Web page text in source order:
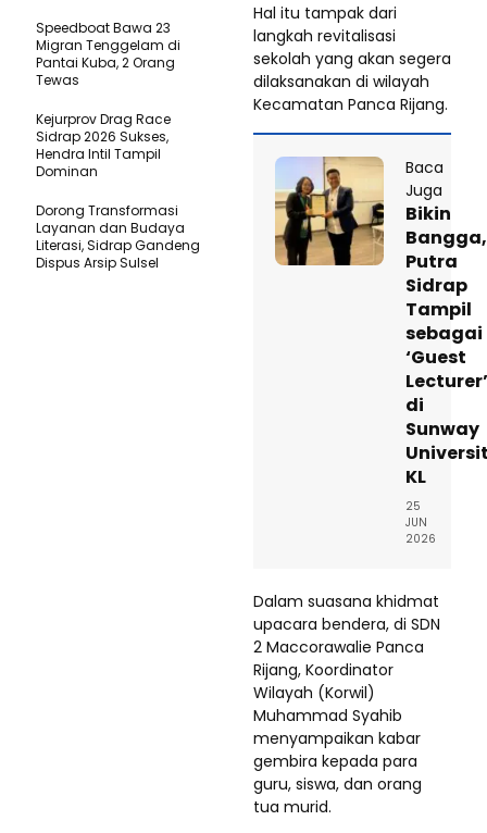
Hal itu tampak dari
langkah revitalisasi
sekolah yang akan segera
dilaksanakan di wilayah
Kecamatan Panca Rijang.
Baca
Juga
Bikin
Bangga,
Putra
Sidrap
Tampil
sebagai
‘Guest
Lecturer’
di
Sunway
KL
25
JUN
2026
Dalam suasana khidmat
upacara bendera, di SDN
2 Maccorawalie Panca
Rijang, Koordinator
Wilayah (Korwil)
Muhammad Syahib
menyampaikan kabar
gembira kepada para
guru, siswa, dan orang
tua murid.
Speedboat Bawa 23
Migran Tenggelam di
Pantai Kuba, 2 Orang
Tewas
Kejurprov Drag Race
Sidrap 2026 Sukses,
Hendra Intil Tampil
Dominan
Dorong Transformasi
Layanan dan Budaya
Literasi, Sidrap Gandeng
Dispus Arsip Sulsel